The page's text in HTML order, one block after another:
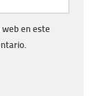
en este